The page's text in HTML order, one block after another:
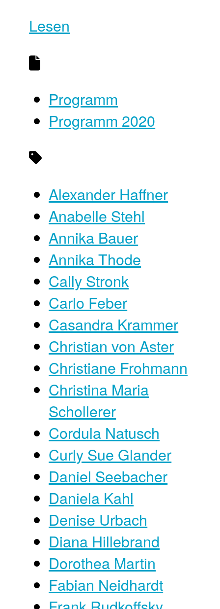
Lesen
Programm
Programm 2020
Alexander Haffner
Anabelle Stehl
Annika Bauer
Annika Thode
Cally Stronk
Carlo Feber
Casandra Krammer
Christian von Aster
Christiane Frohmann
Christina Maria
Schollerer
Cordula Natusch
Curly Sue Glander
Daniel Seebacher
Daniela Kahl
Denise Urbach
Diana Hillebrand
Dorothea Martin
Fabian Neidhardt